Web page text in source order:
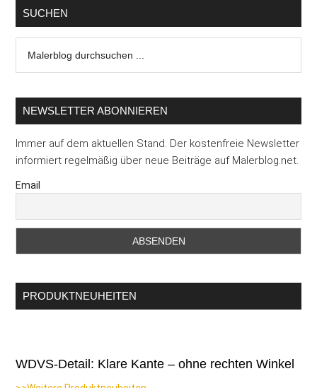
SUCHEN
durchsuchen
NEWSLETTER ABONNIEREN
Immer auf dem aktuellen Stand. Der kostenfreie Newsletter
informiert regelmäßig über neue Beiträge auf Malerblog.net.
Email
PRODUKTNEUHEITEN
WDVS-Detail: Klare Kante – ohne rechten Winkel